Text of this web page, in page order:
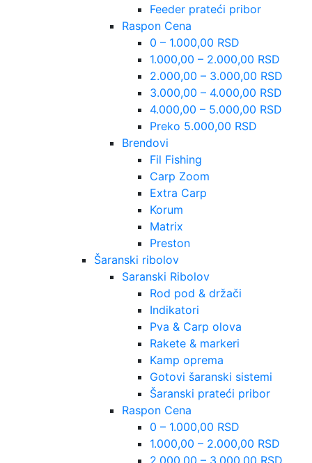
Feeder prateći pribor
Raspon Cena
0 – 1.000,00 RSD
1.000,00 – 2.000,00 RSD
2.000,00 – 3.000,00 RSD
3.000,00 – 4.000,00 RSD
4.000,00 – 5.000,00 RSD
Preko 5.000,00 RSD
Brendovi
Fil Fishing
Carp Zoom
Extra Carp
Korum
Matrix
Preston
Šaranski ribolov
Saranski Ribolov
Rod pod & držači
Indikatori
Pva & Carp olova
Rakete & markeri
Kamp oprema
Gotovi šaranski sistemi
Šaranski prateći pribor
Raspon Cena
0 – 1.000,00 RSD
1.000,00 – 2.000,00 RSD
2.000,00 – 3.000,00 RSD